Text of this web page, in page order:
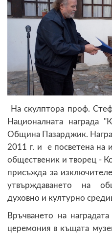
На скулптора проф.
Националната награда
Община Пазарджик.
2011 г. и е посветена на
общественик и творец -
присъжда за
утвърждаването на
духовно и културно
Връчването на
церемония в къщата